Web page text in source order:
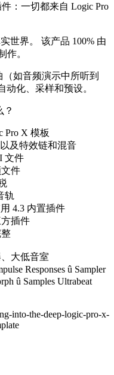
：一切都来自 Logic Pro
世界。 该产品 100% 由
作。
如音频演示中所听到
化、采样和预设。
？
Pro X 模板
及特效链和混音
文件
件
轨
4.3 内置插件
插件
大低音室
Responses û Sampler
û Samples Ultrabeat
into-the-deep-logic-pro-x-